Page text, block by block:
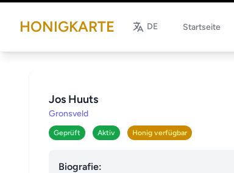
HONIGKARTE DE Startseite
Jos Huuts
Gronsveld
Geprüft Aktiv Honig verfügbar
Biografie: